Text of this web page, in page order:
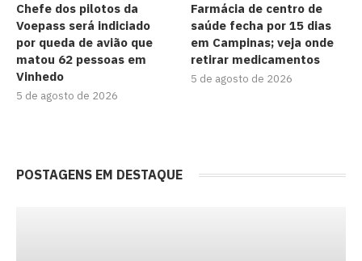
Chefe dos pilotos da
Voepass será indiciado
por queda de avião que
matou 62 pessoas em
Vinhedo
5 de agosto de 2026
Farmácia de centro de
saúde fecha por 15 dias
em Campinas; veja onde
retirar medicamentos
5 de agosto de 2026
POSTAGENS EM DESTAQUE